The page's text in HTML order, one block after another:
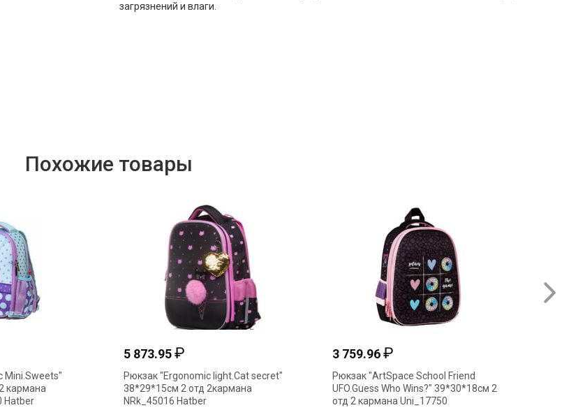
загрязнений и влаги.
Похожие товары
Mini.Sweets"
кармана
Hatber
5 873.95₽
Рюкзак "Ergonomic light.Cat secret"
38*29*15см 2 отд 2кармана
NRk_45016 Hatber
3 759.96₽
Рюкзак "ArtSpace School Friend
UFO.Guess Who Wins?" 39*30*18см 2
отд 2 кармана Uni_17750